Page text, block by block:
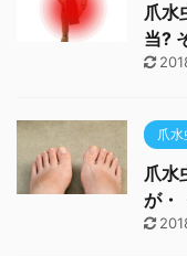
爪水
当?
爪
爪水
が・